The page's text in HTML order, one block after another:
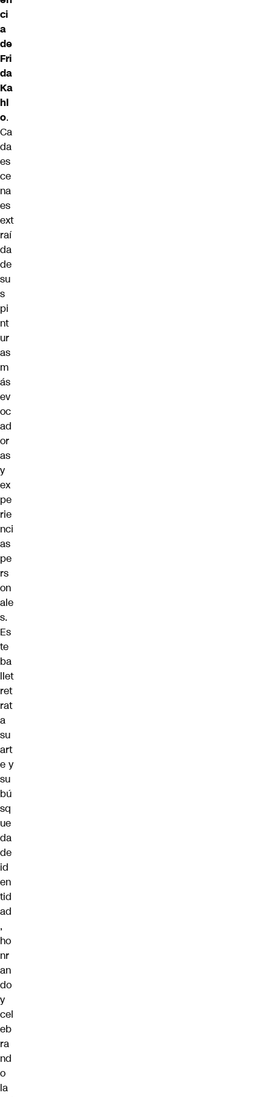
ci
a
de
Fri
da
Ka
hl
o.
Ca
da
es
ce
na
es
ext
raí
da
de
su
s
pi
nt
ur
as
m
ás
ev
oc
ad
or
as
y
ex
pe
rie
nci
as
pe
rs
on
ale
s.
Es
te
ba
llet
ret
rat
a
su
art
e y
su
bú
sq
ue
da
de
id
en
tid
ad
,
ho
nr
an
do
y
cel
eb
ra
nd
o
la